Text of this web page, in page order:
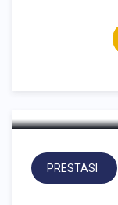
PRESTASI